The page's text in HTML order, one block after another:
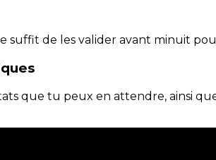
suffit de les valider avant minuit
que tu peux en attendre, ainsi